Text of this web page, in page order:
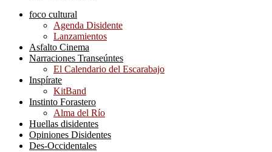
foco cultural
Agenda Disidente
Lanzamientos
Asfalto Cinema
Narraciones Transeúntes
El Calendario del Escarabajo
Inspírate
KitBand
Instinto Forastero
Alma del Río
Huellas disidentes
Opiniones Disidentes
Des-Occidentales